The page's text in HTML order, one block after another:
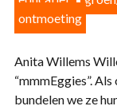
ontmoeting
Anita Willems
“mmmEggies”.
bundelen we ze